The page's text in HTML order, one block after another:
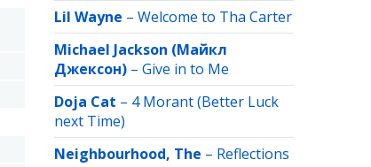
Lil Wayne – Welcome to Tha Carter
Michael Jackson (Майкл
Джексон) – Give in to Me
Doja Cat – 4 Morant (Better Luck
next Time)
Neighbourhood, The – Reflections